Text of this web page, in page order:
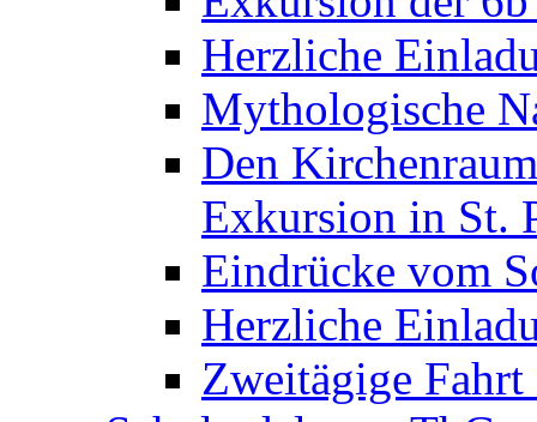
Herzliche
Mythologische
Den
Exkursion in St.
Eindrücke vom
Herzliche
Zweitägige